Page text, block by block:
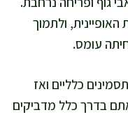
ולתמוך
עומס.
כלליים ואז
בדרך כלל מדביקים